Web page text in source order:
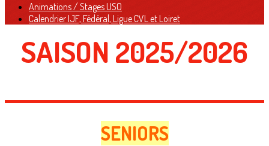
Animations / Stages USO
Calendrier IJF, Fédéral, Ligue CVL et Loiret
SAISON 2025/2026
SENIORS